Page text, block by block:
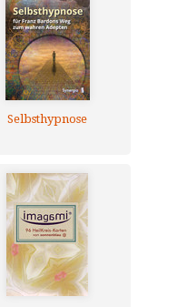
Selbsthypnose